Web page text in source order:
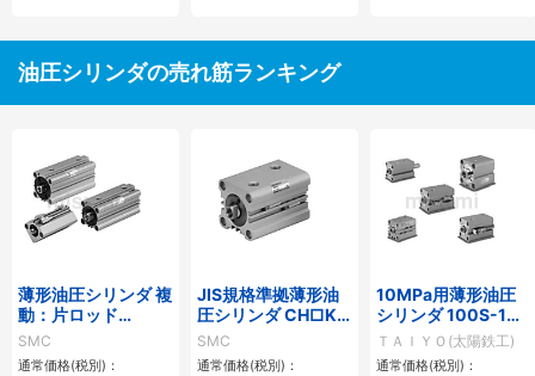
油圧シリンダの売れ筋ランキング
薄形油圧シリンダ 複
動：片ロッド
CH□QBシリーズ
SMC
通常価格(税別)：
JIS規格準拠薄形油
圧シリンダ CH□KD
シリーズ
SMC
通常価格(税別)：
10MPa用薄形油圧
シリンダ 100S-1シ
リーズ
ＴＡＩＹＯ(太陽鉄工)
通常価格(税別)：